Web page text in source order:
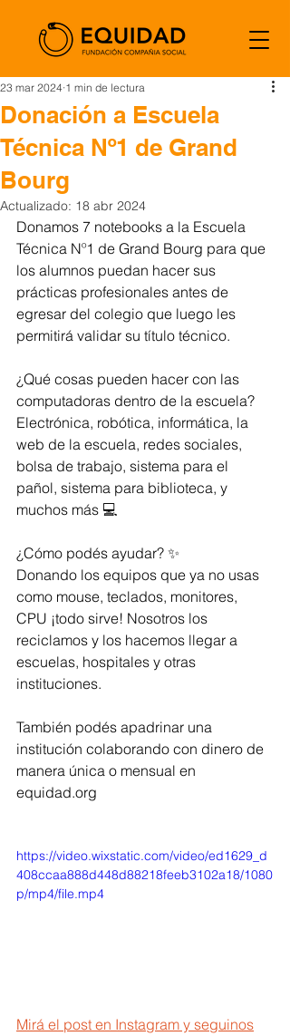
Donación a Escuela
Técnica Nº1 de Grand
Bourg
23 mar 2024 1 min de lectura
Actualizado: 18 abr 2024
Donamos 7 notebooks a la Escuela
Técnica Nº1 de Grand Bourg para que
los alumnos puedan hacer sus
prácticas profesionales antes de
egresar del colegio que luego les
permitirá validar su título técnico.
¿Qué cosas pueden hacer con las
computadoras dentro de la escuela?
Electrónica, robótica, informática, la
web de la escuela, redes sociales,
bolsa de trabajo, sistema para el
pañol, sistema para biblioteca, y
muchos más 💻
¿Cómo podés ayudar? ✨
Donando los equipos que ya no usas
como mouse, teclados, monitores,
CPU ¡todo sirve! Nosotros los
reciclamos y los hacemos llegar a
escuelas, hospitales y otras
instituciones.
También podés apadrinar una
institución colaborando con dinero de
manera única o mensual en
equidad.org
https://video.wixstatic.com/video/ed1629_d
408ccaa888d448d88218feeb3102a18/1080
p/mp4/file.mp4
Mirá el post en Instagram y seguinos